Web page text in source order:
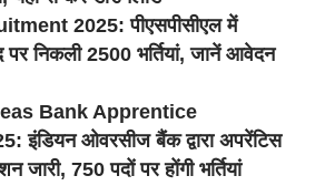
2025: पीएसपीसीएल में
निकली 2500 भर्तियां, जानें आवेदन
Bank Apprentice
इंडियन ओवरसीज बैंक द्वारा अपरेंटिस
जारी, 750 पदों पर होंगी भर्तियां